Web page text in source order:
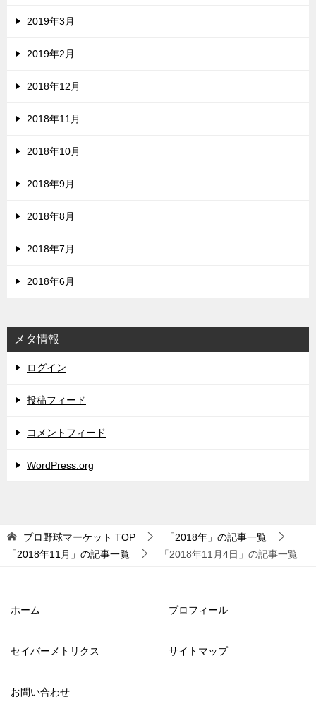
2019年3月
2019年2月
2018年12月
2018年11月
2018年10月
2018年9月
2018年8月
2018年7月
2018年6月
メタ情報
ログイン
投稿フィード
コメントフィード
WordPress.org
プロ野球マーケット TOP
「2018年」の記事一覧
「2018年11月」の記事一覧
「2018年11月4日」の記事一覧
ホーム プロフィール
セイバーメトリクス サイトマップ
お問い合わせ